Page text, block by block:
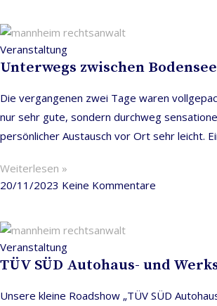
Veranstaltung
Unterwegs zwischen
Die vergangenen zwei Tage waren
nur sehr gute, sondern durchweg
persönlicher Austausch vor Ort sehr leicht.
Weiterlesen »
20/11/2023 Keine Kommentare
Veranstaltung
TÜV SÜD Autohaus- und
Unsere kleine Roadshow „TÜV SÜD